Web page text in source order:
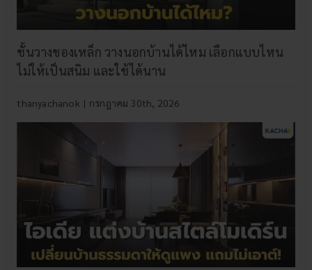
ชั้นวางของเหล็ก วางนอกบ้านได้ไหม เลือกแบบไหน
ไม่ให้เป็นสนิม และใช้ได้นาน
thanyachanok | กรกฎาคม 30th, 2026